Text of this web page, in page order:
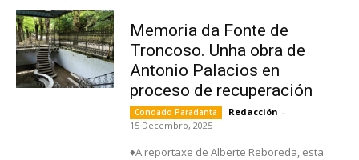
Memoria da Fonte de
Troncoso. Unha obra de
Antonio Palacios en
proceso de recuperación
Condado Paradanta Redacción -
15 Decembro, 2025
♦A reportaxe de Alberte Reboreda, esta